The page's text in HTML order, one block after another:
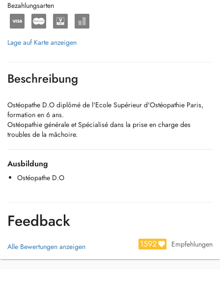
Bezahlungsarten
Lage auf Karte anzeigen
Beschreibung
Ostéopathe D.O diplômé de l'Ecole Supérieur d'Ostéopathie Paris,
formation en 6 ans.
Ostéopathie générale et Spécialisé dans la prise en charge des
troubles de la mâchoire.
Ausbildung
Ostéopathe D.O
Feedback
Alle Bewertungen anzeigen 1592 Empfehlungen